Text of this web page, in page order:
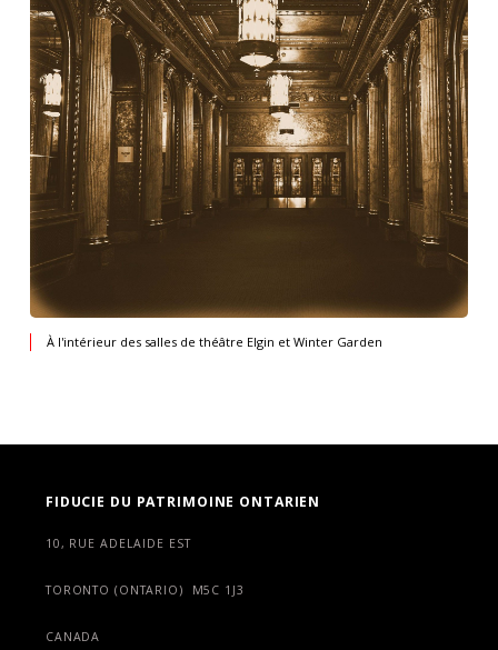
À l'intérieur des salles de théâtre Elgin et Winter Garden
FIDUCIE DU PATRIMOINE ONTARIEN
10, RUE ADELAIDE EST
TORONTO (ONTARIO) M5C 1J3
CANADA